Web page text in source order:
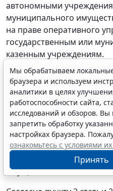
автономными
муниципального
на праве оперативного
государственным или
казенным учреждениям.
Как следует из
статьи 17.1 Федерального
ФЗ "О защите
проведение конкурсов
предусмотрено на право
аренды, безвозмездного
договоров,
владения и (или)
имуществом.
Мы обрабатываем
браузера и используем
аналитики в целях
работоспособности сайта,
исследований и обзоров.
запретить обработку
настройках браузера.
ознакомьтесь с условиями
Принять